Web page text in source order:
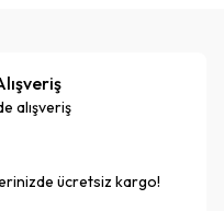
alışveriş
ücretsiz kargo!